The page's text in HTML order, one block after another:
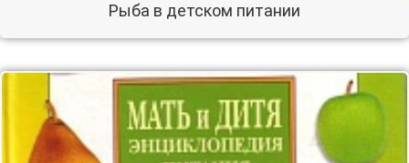
Рыба в детском питании